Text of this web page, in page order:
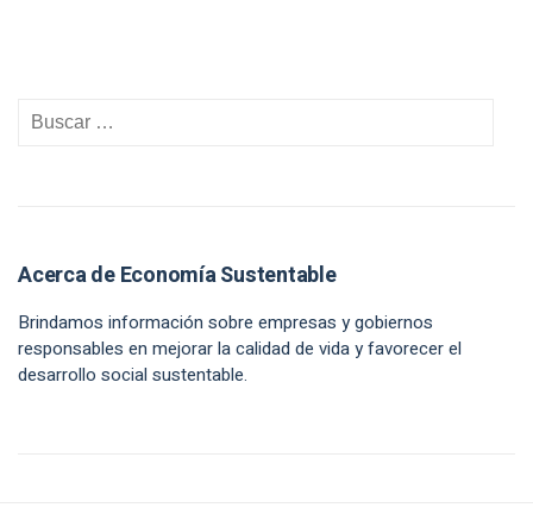
Acerca de Economía Sustentable
Brindamos información sobre empresas y gobiernos
responsables en mejorar la calidad de vida y favorecer el
desarrollo social sustentable.